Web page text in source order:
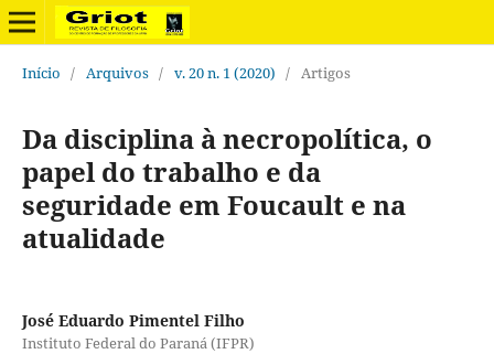
Início / Arquivos / v. 20 n. 1 (2020) / Artigos
Da disciplina à necropolítica, o
papel do trabalho e da
seguridade em Foucault e na
atualidade
José Eduardo Pimentel Filho
Instituto Federal do Paraná (IFPR)